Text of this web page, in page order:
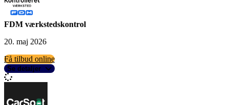
FDM værkstedskontrol
20. maj 2026
Få tilbud online
Se detaljer